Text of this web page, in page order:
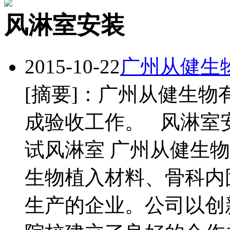
风淋室安装
2015-10-22广州从健生
[摘要]：广州从健生物
成验收工作。 风淋室
试风淋室 广州从健生
生物植入材料、骨科
生产的企业。公司以